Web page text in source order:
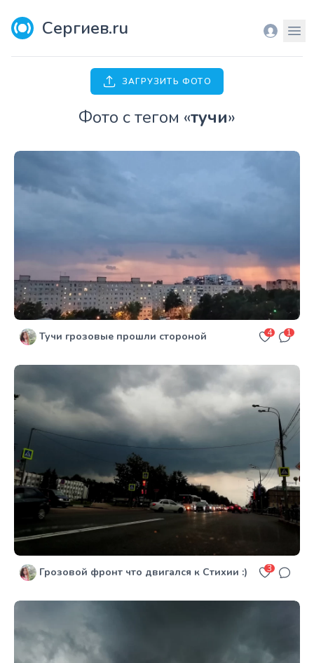
Сергиев.ru Вход
ЗАГРУЗИТЬ ФОТО
Фото с тегом «тучи»
Тучи грозовые прошли стороной 4 1
Грозовой фронт что двигался к Стихии :) 3